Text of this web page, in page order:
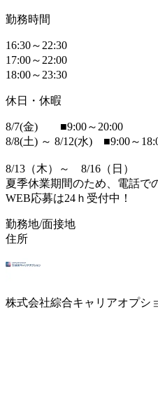
勤務時間
16:30～22:30
17:00～22:00
18:00～23:30
休日・休暇
8/7(金) ■9:00～20:00
8/8(土) ～ 8/12(水) ■9:00～
8/13（木）～ 8/16（日）
夏季休業期間のため、電話で
WEB応募は24ｈ受付中！
勤務地/面接地
住所
株式会社綜合キャリアオプシ